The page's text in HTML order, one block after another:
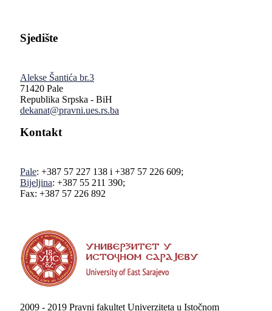
Sjedište
Alekse Šantića br.3
71420 Pale
Republika Srpska - BiH
dekanat@pravni.ues.rs.ba
Kontakt
Pale: +387 57 227 138 i +387 57 226 609;
Bijeljina: +387 55 211 390;
Fax: +387 57 226 892
2009 - 2019 Pravni fakultet Univerziteta u Istočnom